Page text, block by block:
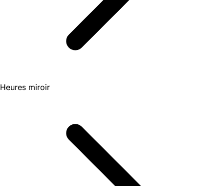
Heures miroir